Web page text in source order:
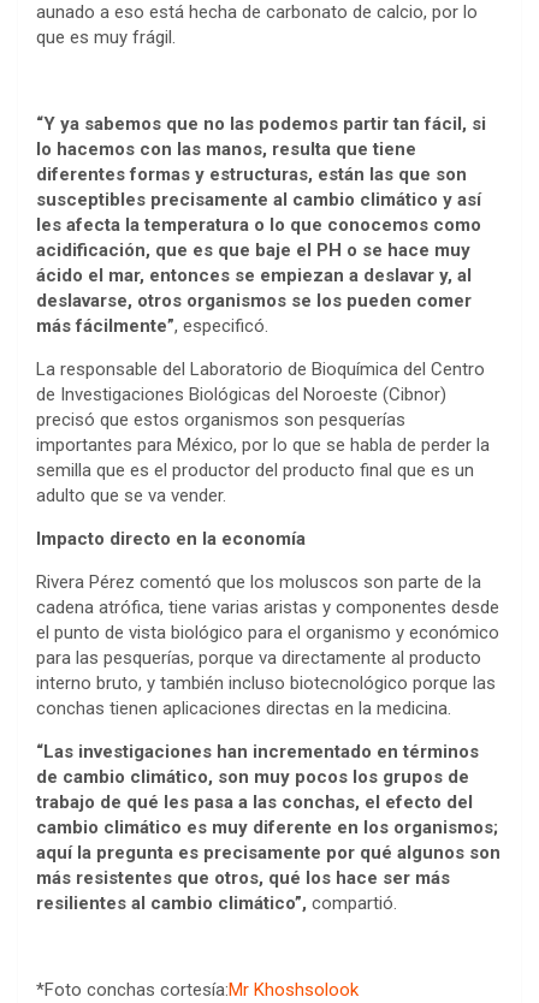
aunado a eso está hecha de carbonato de calcio, por lo
que es muy frágil.
“Y ya sabemos que no las podemos partir tan fácil, si
lo hacemos con las manos, resulta que tiene
diferentes formas y estructuras, están las que son
susceptibles precisamente al cambio climático y así
les afecta la temperatura o lo que conocemos como
acidificación, que es que baje el PH o se hace muy
ácido el mar, entonces se empiezan a deslavar y, al
deslavarse, otros organismos se los pueden comer
más fácilmente”, especificó.
La responsable del Laboratorio de Bioquímica del Centro
de Investigaciones Biológicas del Noroeste (Cibnor)
precisó que estos organismos son pesquerías
importantes para México, por lo que se habla de perder la
semilla que es el productor del producto final que es un
adulto que se va vender.
Impacto directo en la economía
Rivera Pérez comentó que los moluscos son parte de la
cadena atrófica, tiene varias aristas y componentes desde
el punto de vista biológico para el organismo y económico
para las pesquerías, porque va directamente al producto
interno bruto, y también incluso biotecnológico porque las
conchas tienen aplicaciones directas en la medicina.
“Las investigaciones han incrementado en términos
de cambio climático, son muy pocos los grupos de
trabajo de qué les pasa a las conchas, el efecto del
cambio climático es muy diferente en los organismos;
aquí la pregunta es precisamente por qué algunos son
más resistentes que otros, qué los hace ser más
resilientes al cambio climático”, compartió.
*Foto conchas cortesía:Mr Khoshsolook